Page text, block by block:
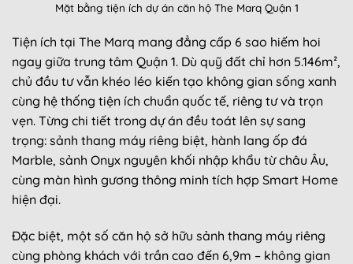
Mặt bằng tiện ích dự án căn hộ The Marq Quận 1
Tiện ích tại The Marq mang đẳng cấp 6 sao hiếm hoi
ngay giữa trung tâm Quận 1. Dù quỹ đất chỉ hơn 5.146m²,
chủ đầu tư vẫn khéo léo kiến tạo không gian sống xanh
cùng hệ thống tiện ích chuẩn quốc tế, riêng tư và trọn
vẹn. Từng chi tiết trong dự án đều toát lên sự sang
trọng: sảnh thang máy riêng biệt, hành lang ốp đá
Marble, sảnh Onyx nguyên khối nhập khẩu từ châu Âu,
cùng màn hình gương thông minh tích hợp Smart Home
hiện đại.
Đặc biệt, một số căn hộ sở hữu sảnh thang máy riêng
cùng phòng khách với trần cao đến 6,9m – không gian